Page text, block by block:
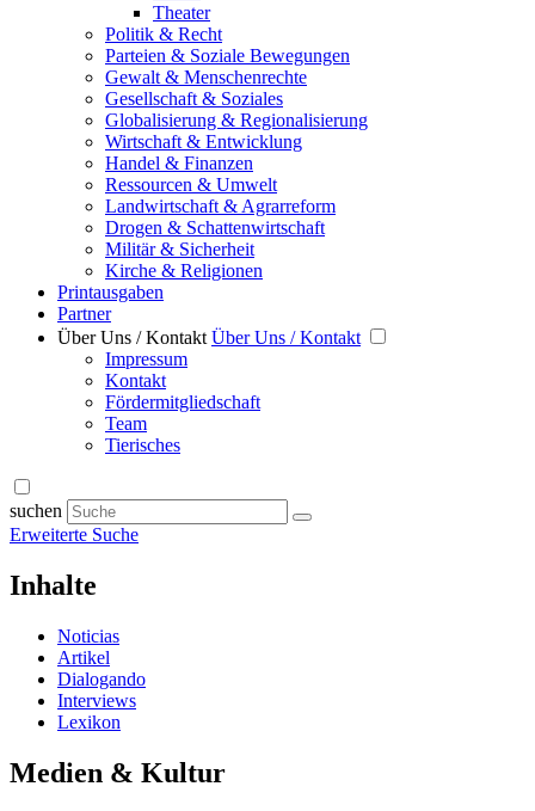
Theater
Politik & Recht
Parteien & Soziale Bewegungen
Gewalt & Menschenrechte
Gesellschaft & Soziales
Globalisierung & Regionalisierung
Wirtschaft & Entwicklung
Handel & Finanzen
Ressourcen & Umwelt
Landwirtschaft & Agrarreform
Drogen & Schattenwirtschaft
Militär & Sicherheit
Kirche & Religionen
Printausgaben
Partner
Über Uns / Kontakt Über Uns / Kontakt
Impressum
Kontakt
Fördermitgliedschaft
Team
Tierisches
suchen
Erweiterte Suche
Inhalte
Noticias
Artikel
Dialogando
Interviews
Lexikon
Medien & Kultur